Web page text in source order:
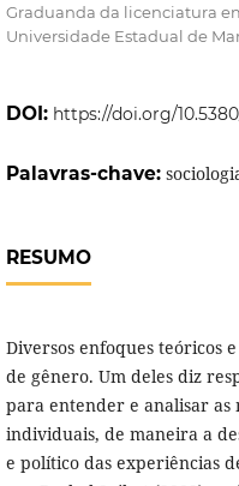
Graduanda da licenciatura
Universidade Estadual de
DOI: https://doi.org/
Palavras-chave:
RESUMO
Diversos enfoques teóricos
de gênero. Um deles diz
para entender e analisar as
individuais, de maneira a
e político das experiências